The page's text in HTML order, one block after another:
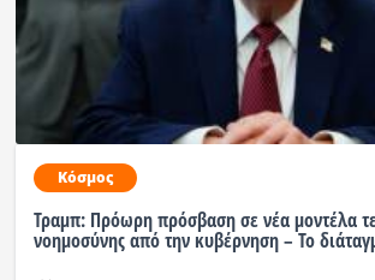
Κόσμος
Τραμπ: Πρόωρη πρόσβαση σε νέα μοντέλα
νοημοσύνης από την κυβέρνηση – Το